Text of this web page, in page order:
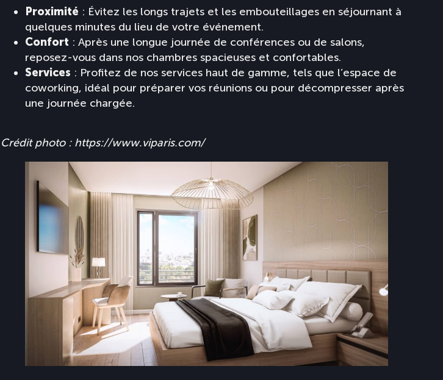
Proximité : Évitez les longs trajets et les embouteillages en séjournant à
quelques minutes du lieu de votre événement.
Confort : Après une longue journée de conférences ou de salons,
reposez-vous dans nos chambres spacieuses et confortables.
Services : Profitez de nos services haut de gamme, tels que l’espace de
coworking, idéal pour préparer vos réunions ou pour décompresser après
une journée chargée.
Crédit photo : https://www.viparis.com/